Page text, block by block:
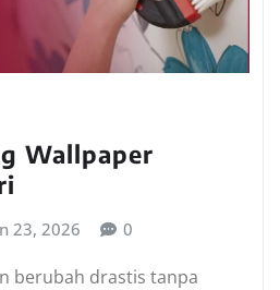
Wallpaper
23, 2026 0
berubah drastis tanpa